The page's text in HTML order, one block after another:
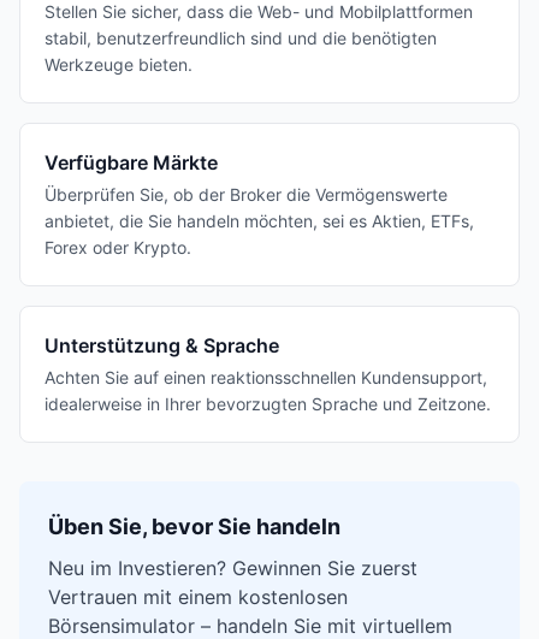
Stellen Sie sicher, dass die Web- und Mobilplattformen
stabil, benutzerfreundlich sind und die benötigten
Werkzeuge bieten.
Verfügbare Märkte
Überprüfen Sie, ob der Broker die Vermögenswerte
anbietet, die Sie handeln möchten, sei es Aktien, ETFs,
Forex oder Krypto.
Unterstützung & Sprache
Achten Sie auf einen reaktionsschnellen Kundensupport,
idealerweise in Ihrer bevorzugten Sprache und Zeitzone.
Üben Sie, bevor Sie handeln
Neu im Investieren? Gewinnen Sie zuerst
Vertrauen mit einem kostenlosen
Börsensimulator – handeln Sie mit virtuellem